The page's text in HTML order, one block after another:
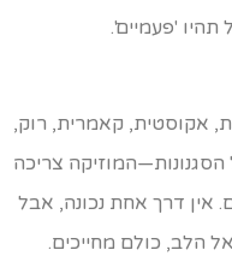
'פעמיים'.
אקוסטית, קאמרית, רוק,
צריכה
אין דרך אחת נכונה, אבל
הלב, כולם מחייכים.